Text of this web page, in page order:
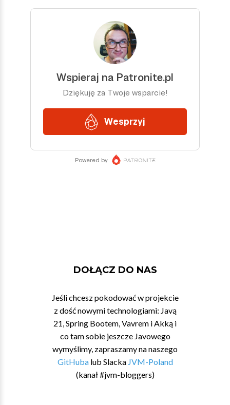
DOŁĄCZ DO NAS
Jeśli chcesz pokodować w projekcie
z dość nowymi technologiami: Javą
21, Spring Bootem, Vavrem i Akką i
co tam sobie jeszcze Javowego
wymyślimy, zapraszamy na naszego
GitHubalub Slacka JVM-Poland
(kanał #jvm-bloggers)